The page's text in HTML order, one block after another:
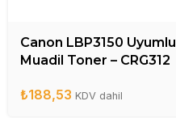
Canon LBP3150 Uyumlu
Muadil Toner – CRG312
₺188,53 KDV dahil